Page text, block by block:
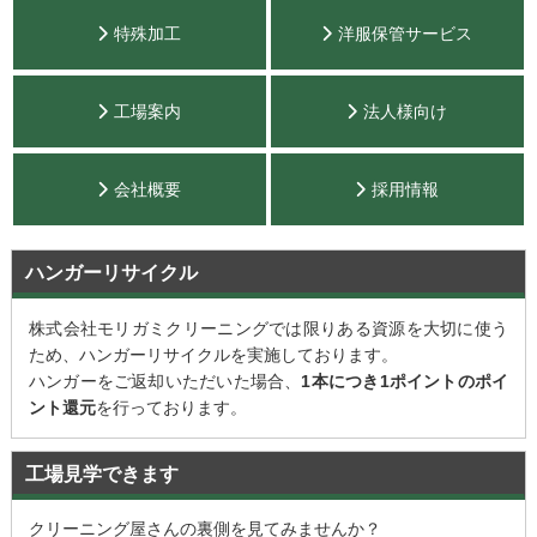
特殊加工 洋服保管サービス
工場案内 法人様向け
会社概要 採用情報
ハンガーリサイクル
株式会社モリガミクリーニングでは限りある資源を大切に使う
ため、ハンガーリサイクルを実施しております。
ハンガーをご返却いただいた場合、 1本につき1ポイントのポイ
ント還元を行っております。
工場見学できます
クリーニング屋さんの裏側を見てみませんか？